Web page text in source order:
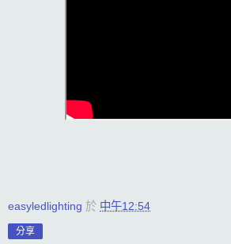
easyledlighting 於 中午12:54
分享